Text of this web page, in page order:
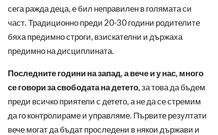
сега ражда деца, е бил неправилен в голямата си
част. Традиционно преди 20-30 години родителите
бяха предимно строги, взискателни и държаха
предимно на дисциплината.
Последните години на запад, а вече и у нас, много
се говори за свободата на детето,за това да бъдем
преди всичко приятели с детето, а не да се стремим
да го контролираме и управляме. Първите резултати
вече могат да бъдат проследени в някои държави и